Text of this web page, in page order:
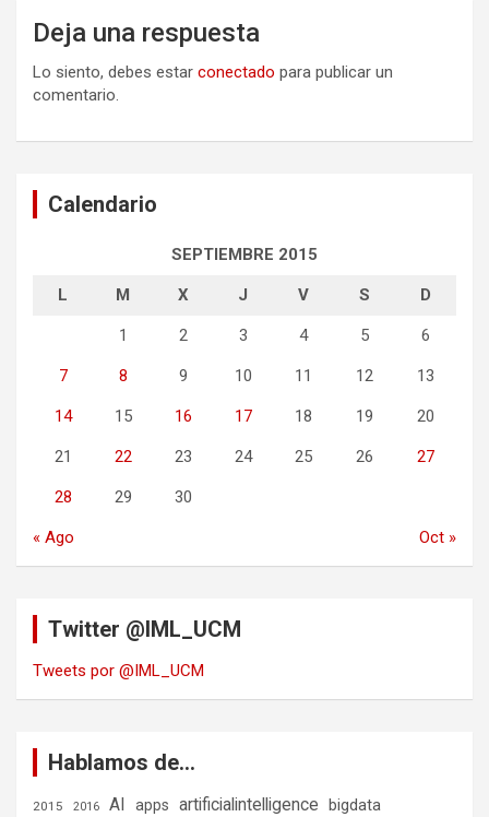
Deja una respuesta
Lo siento, debes estar conectado para publicar un
comentario.
Calendario
SEPTIEMBRE 2015
L M X J V S D
1 2 3 4 5 6
7 8 9 10 11 12 13
14 15 16 17 18 19 20
21 22 23 24 25 26 27
28 29 30
« Ago Oct »
Twitter @IML_UCM
Tweets por @IML_UCM
Hablamos de…
2015 2016 AI apps artificialintelligence bigdata